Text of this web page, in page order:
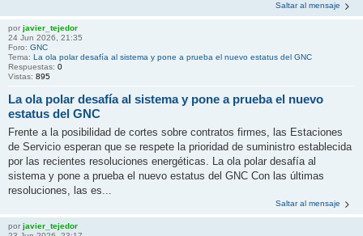
Saltar al mensaje
por javier_tejedor
24 Jun 2026, 21:35
Foro: GNC
Tema: La ola polar desafía al sistema y pone a prueba el nuevo estatus del GNC
Respuestas: 0
Vistas: 895
La ola polar desafía al sistema y pone a prueba el nuevo
estatus del GNC
Frente a la posibilidad de cortes sobre contratos firmes, las Estaciones
de Servicio esperan que se respete la prioridad de suministro establecida
por las recientes resoluciones energéticas. La ola polar desafía al
sistema y pone a prueba el nuevo estatus del GNC Con las últimas
resoluciones, las es...
Saltar al mensaje
por javier_tejedor